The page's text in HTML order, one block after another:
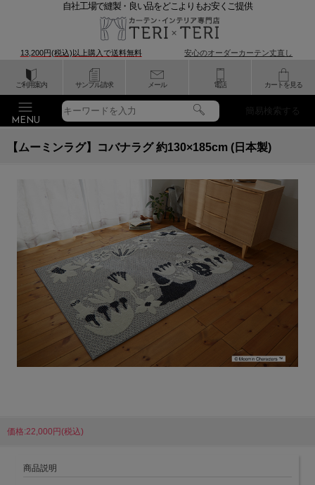
ご利用案内 サンプル請求 メール 電話 カートを見る
自社工場で縫製・良い品をどこよりもお安くご提供
13,200円(税込)以上購入で送料無料 安心のオーダーカーテン丈直し
簡易検索する
【ムーミンラグ】コバナラグ 約130×185cm (日本製)
価格:22,000円(税込)
商品説明